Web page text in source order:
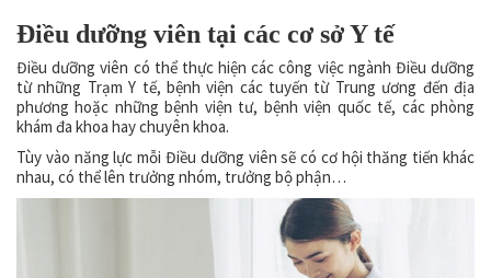
Điều dưỡng viên tại các cơ sở Y tế
Điều dưỡng viên có thể thực hiện các công việc ngành Điều dưỡng
từ những Trạm Y tế, bệnh viện các tuyến từ Trung ương đến địa
phương hoặc những bệnh viện tư, bệnh viện quốc tế, các phòng
khám đa khoa hay chuyên khoa.
Tùy vào năng lực mỗi Điều dưỡng viên sẽ có cơ hội thăng tiến khác
nhau, có thể lên trưởng nhóm, trưởng bộ phận…